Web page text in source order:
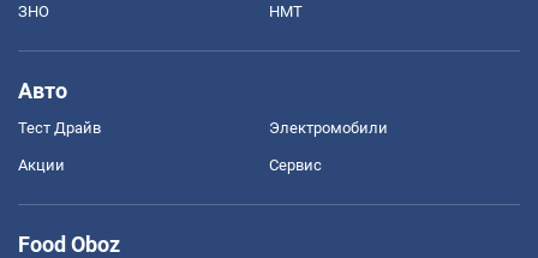
ЗНО НМТ
Авто
Тест Драйв Электромобили
Акции Сервис
Food Oboz